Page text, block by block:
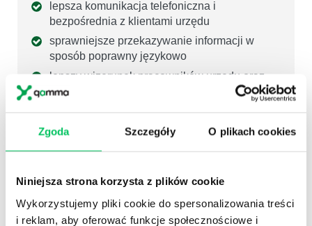
Zgoda Szczegóły O plikach cookies
Niniejsza strona korzysta z plików cookie
Wykorzystujemy pliki cookie do spersonalizowania treści
i reklam, aby oferować funkcje społecznościowe i
lepsza komunikacja telefoniczna i
bezpośrednia z klientami urzędu
sprawniejsze przekazywanie informacji w
sposób poprawny językowo
lepszy wizerunek pracowników urzędu oraz
jednostki administracji publicznej
TRENERZY
SZKOLENIA
PIOTR KWIETNIEWSKI